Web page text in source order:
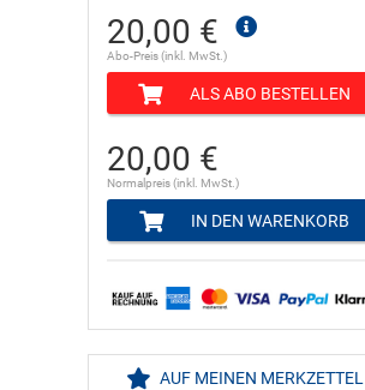
20,00 €
Abo-Preis (inkl. MwSt.)
ALS ABO BESTELLEN
20,00 €
Normalpreis (inkl. MwSt.)
IN DEN WARENKORB
AUF MEINEN MERKZETTEL